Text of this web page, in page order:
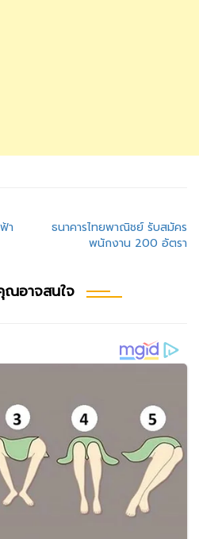
า
ธนาคารไทยพาณิชย์ รับสมัคร
พนักงาน 200 อัตรา
ณอาจสนใจ